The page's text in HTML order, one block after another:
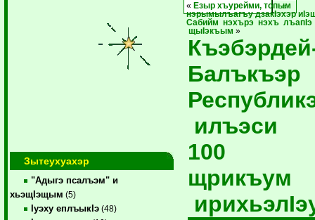
Зытеухуахэр
"Адыгэ псалъэм" и
хьэщIэщым (5)
Iуэху еплъыкIэ (48)
« Езыр хъурейми, топым
нэрымылъагъу дзакIэхэр
Сабийм нэхърэ нэхъ лъапIэ
щыIэкъым »
Балъкъэр
илъэси
100
щрикъум